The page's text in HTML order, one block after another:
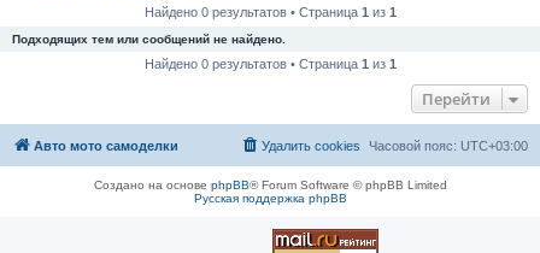
Найдено 0 результатов • Страница 1 из 1
Подходящих тем или сообщений не найдено.
Найдено 0 результатов • Страница 1 из 1
Перейти
Авто мото самоделки Часовой пояс: UTC+03:00
Удалить cookies
Создано на основе phpBB® Forum Software © phpBB Limited
Русская поддержка phpBB